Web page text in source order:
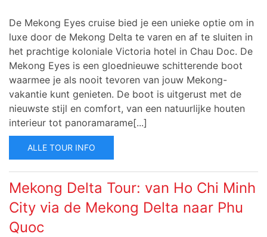
De Mekong Eyes cruise bied je een unieke optie om in
luxe door de Mekong Delta te varen en af te sluiten in
het prachtige koloniale Victoria hotel in Chau Doc. De
Mekong Eyes is een gloednieuwe schitterende boot
waarmee je als nooit tevoren van jouw Mekong-
vakantie kunt genieten. De boot is uitgerust met de
nieuwste stijl en comfort, van een natuurlijke houten
interieur tot panoramarame[...]
ALLE TOUR INFO
Mekong Delta Tour: van Ho Chi Minh
City via de Mekong Delta naar Phu
Quoc